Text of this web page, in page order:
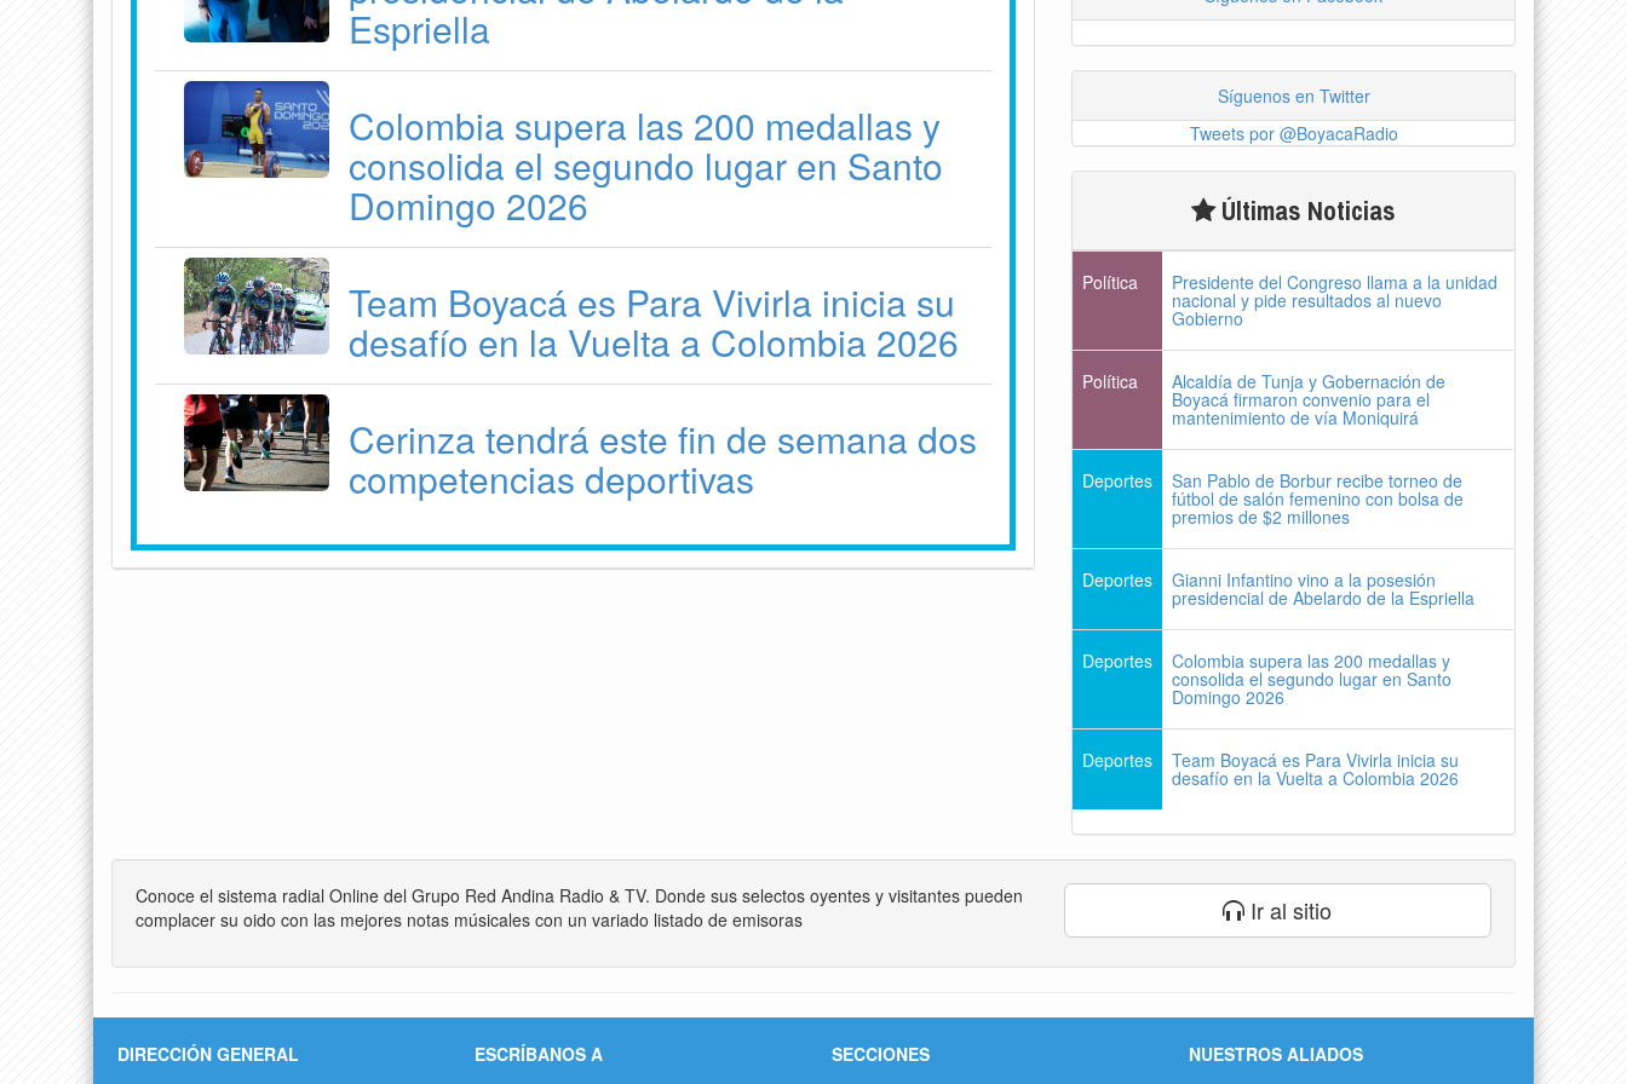
Espriella
Colombia supera las 200 medallas y
consolida el segundo lugar en Santo
Domingo 2026
Team Boyacá es Para Vivirla inicia su
desafío en la Vuelta a Colombia 2026
Cerinza tendrá este fin de semana dos
competencias deportivas
Síguenos en Twitter
Tweets por @BoyacaRadio
Últimas Noticias
Política Presidente del Congreso llama a la unidad
nacional y pide resultados al nuevo
Gobierno
Política Alcaldía de Tunja y Gobernación de
Boyacá firmaron convenio para el
mantenimiento de vía Moniquirá
Deportes San Pablo de Borbur recibe torneo de
fútbol de salón femenino con bolsa de
premios de $2 millones
Deportes Gianni Infantino vino a la posesión
presidencial de Abelardo de la Espriella
Deportes Colombia supera las 200 medallas y
consolida el segundo lugar en Santo
Domingo 2026
Deportes Team Boyacá es Para Vivirla inicia su
desafío en la Vuelta a Colombia 2026
Conoce el sistema radial Online del Grupo Red Andina Radio & TV. Donde sus selectos oyentes y visitantes pueden
complacer su oido con las mejores notas músicales con un variado listado de emisoras
Ir al sitio
DIRECCIÓN GENERAL ESCRÍBANOS A SECCIONES NUESTROS ALIADOS